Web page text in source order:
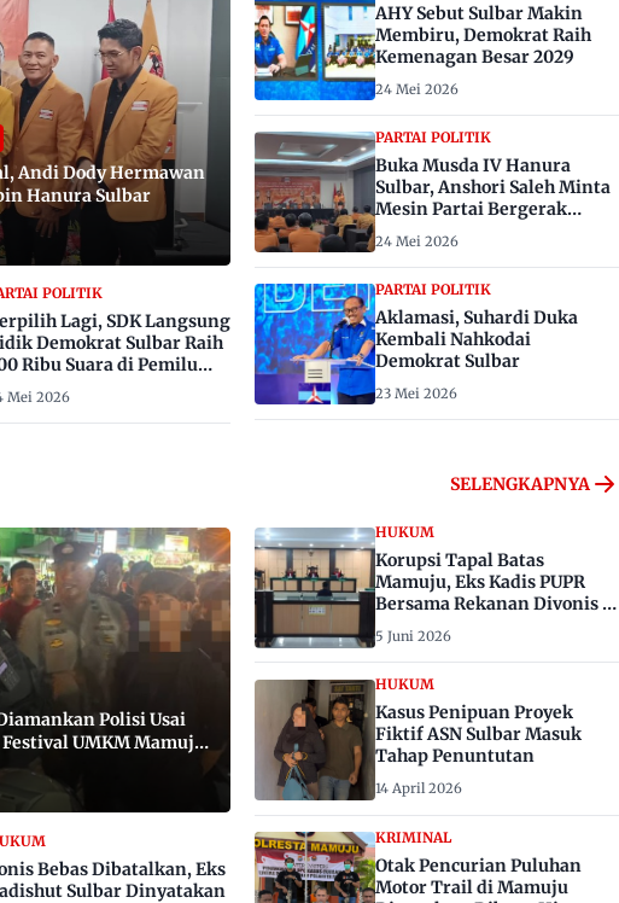
Andi Dody Hermawan
Hanura Sulbar
POLITIK
Lagi, SDK Langsung
Demokrat Sulbar Raih
Ribu Suara di Pemilu
Mei 2026
AHY Sebut Sulbar Makin
Membiru, Demokrat Raih
Kemenagan Besar 2029
24 Mei 2026
PARTAI POLITIK
Buka Musda IV Hanura
Sulbar, Anshori Saleh Minta
Mesin Partai Bergerak
Menangkan Pemilu 2029
24 Mei 2026
PARTAI POLITIK
Aklamasi, Suhardi Duka
Kembali Nahkodai
Demokrat Sulbar
23 Mei 2026
SELENGKAPNYA
Polisi Usai
UMKM Mamuju,
Bebas Dibatalkan, Eks
Sulbar Dinyatakan
HUKUM
Korupsi Tapal Batas
Mamuju, Eks Kadis PUPR
Bersama Rekanan Divonis 6
dan 8 Tahun Penjara
5 Juni 2026
HUKUM
Kasus Penipuan Proyek
Fiktif ASN Sulbar Masuk
Tahap Penuntutan
14 April 2026
KRIMINAL
Otak Pencurian Puluhan
Motor Trail di Mamuju